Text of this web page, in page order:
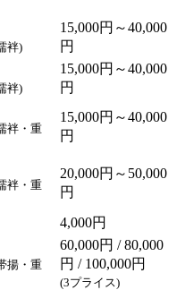
袢)
15,000円～40,000
円
袢)
15,000円～40,000
円
袢・重
15,000円～40,000
円
袢・重
20,000円～50,000
円
4,000円
揚・重
60,000円 / 80,000
円 / 100,000円
(3プライス)